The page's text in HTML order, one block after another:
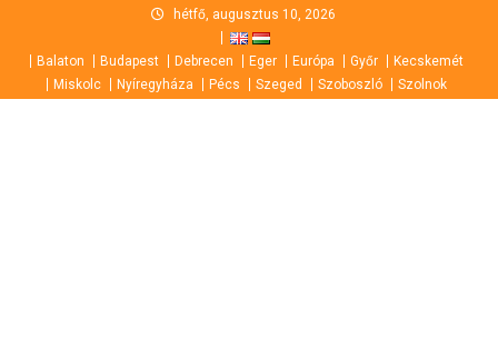
content
hétfő, augusztus 10, 2026
Balaton Budapest Debrecen Eger Európa Győr
Kecskemét
Miskolc
Nyíregyháza Pécs Szeged Szoboszló Szolnok